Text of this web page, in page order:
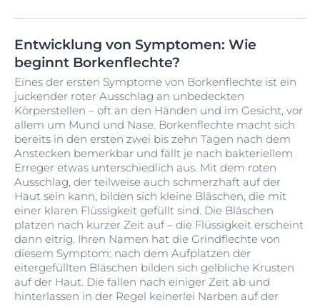
Entwicklung von Symptomen: Wie
beginnt Borkenflechte?
Eines der ersten Symptome von Borkenflechte ist ein
juckender roter Ausschlag an unbedeckten
Körperstellen – oft an den Händen und im Gesicht, vor
allem um Mund und Nase. Borkenflechte macht sich
bereits in den ersten zwei bis zehn Tagen nach dem
Anstecken bemerkbar und fällt je nach bakteriellem
Erreger etwas unterschiedlich aus. Mit dem roten
Ausschlag, der teilweise auch schmerzhaft auf der
Haut sein kann, bilden sich kleine Bläschen, die mit
einer klaren Flüssigkeit gefüllt sind. Die Bläschen
platzen nach kurzer Zeit auf – die Flüssigkeit erscheint
dann eitrig. Ihren Namen hat die Grindflechte von
diesem Symptom: nach dem Aufplatzen der
eitergefüllten Bläschen bilden sich gelbliche Krusten
auf der Haut. Die fallen nach einiger Zeit ab und
hinterlassen in der Regel keinerlei Narben auf der